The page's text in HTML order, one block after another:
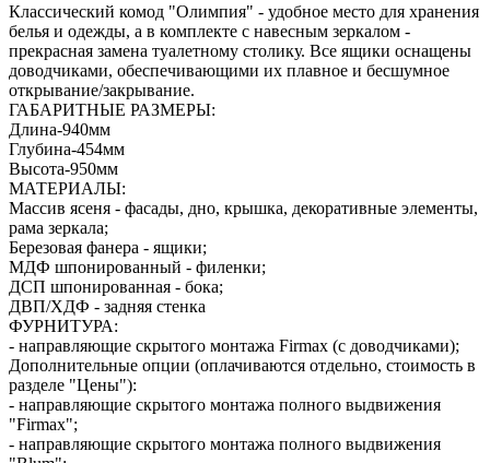
Классический комод "Олимпия" - удобное место для хранения
белья и одежды, а в комплекте с навесным зеркалом -
прекрасная замена туалетному столику. Все ящики оснащены
доводчиками, обеспечивающими их плавное и бесшумное
открывание/закрывание.
ГАБАРИТНЫЕ РАЗМЕРЫ:
Длина-940мм
Глубина-454мм
Высота-950мм
МАТЕРИАЛЫ:
Массив ясеня - фасады, дно, крышка, декоративные элементы,
рама зеркала;
Березовая фанера - ящики;
МДФ шпонированный - филенки;
ДСП шпонированная - бока;
ДВП/ХДФ - задняя стенка
ФУРНИТУРА:
- направляющие скрытого монтажа Firmax (с доводчиками);
Дополнительные опции (оплачиваются отдельно, стоимость в
разделе "Цены"):
- направляющие скрытого монтажа полного выдвижения
"Firmax";
- направляющие скрытого монтажа полного выдвижения